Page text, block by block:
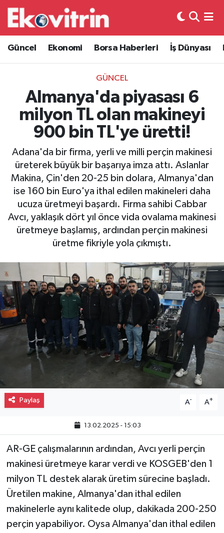
Güncel Ekonomi Borsa Haberleri İş Dünyası
GÜNCEL
Almanya'da piyasası 6
milyon TL olan makineyi
900 bin TL'ye üretti!
Adana'da bir firma, yerli ve milli perçin makinesi
üreterek büyük bir başarıya imza attı. Aslanlar
Makina, Çin'den 20-25 bin dolara, Almanya'dan
ise 160 bin Euro'ya ithal edilen makineleri daha
ucuza üretmeyi başardı. Firma sahibi Cabbar
Avcı, yaklaşık dört yıl önce vida ovalama makinesi
üretmeye başlamış, ardından perçin makinesi
üretme fikriyle yola çıkmıştı.
Paylaş A- A+
13.02.2025 - 15:03
AR-GE çalışmalarının ardından, Avcı yerli perçin
makinesi üretmeye karar verdi ve KOSGEB'den 1
milyon TL destek alarak üretim sürecine başladı.
Üretilen makine, Almanya'dan ithal edilen
makinelerle aynı kalitede olup, dakikada 200-250
perçin yapabiliyor. Oysa Almanya'dan ithal edilen
Güncel
Ekonomi
Borsa Haberleri
İş Dünyası
Lojistik
Otovitrin
Asayiş
Magazin
Gayrimenkul
Eğitim
Hava Durumu
Trafik Durumu
Süper Lig Puan Durumu ve Fikstür
Tüm Manşetler
Son Dakika Haberleri
Haber Arşivi